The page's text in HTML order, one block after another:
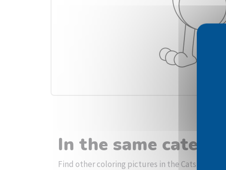
In the same category
Find other coloring pictures in the Cats category